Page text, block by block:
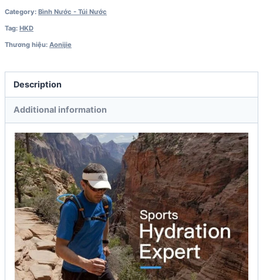
Category: Bình Nước - Túi Nước
Tag: HKD
Thương hiệu: Aonijie
Description
Additional information